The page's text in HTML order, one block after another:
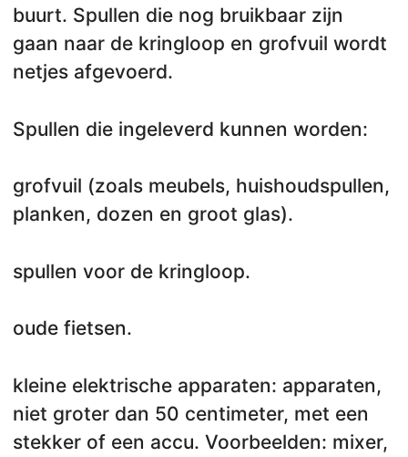
buurt. Spullen die nog bruikbaar zijn
gaan naar de kringloop en grofvuil wordt
netjes afgevoerd.
Spullen die ingeleverd kunnen worden:
grofvuil (zoals meubels, huishoudspullen,
planken, dozen en groot glas).
spullen voor de kringloop.
oude fietsen.
kleine elektrische apparaten: apparaten,
niet groter dan 50 centimeter, met een
stekker of een accu. Voorbeelden: mixer,